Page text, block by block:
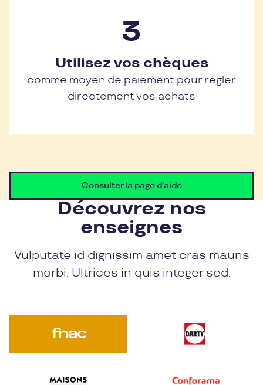
Utilisez vos chèques
comme moyen de paiement pour régler
directement vos achats
Consulter la page d'aide
Découvrez nos
enseignes
Vulputate id dignissim amet cras mauris
morbi. Ultrices in quis integer sed.